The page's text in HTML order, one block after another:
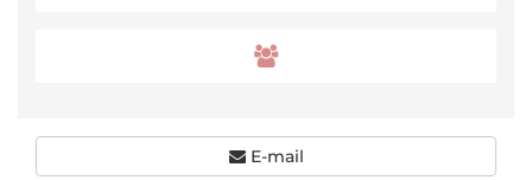
E-mail